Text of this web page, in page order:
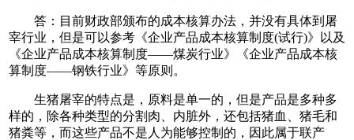
答：目前财政部颁布的成本核算办法，并没有具体到屠
宰行业，但是可以参考《企业产品成本核算制度(试行)》以及
《企业产品成本核算制度——煤炭行业》《企业产品成本核
算制度——钢铁行业》等原则。
生猪屠宰的特点是，原料是单一的，但是产品是多种多
样的，除各种类型的分割肉、内脏外，还包括猪血、猪毛和
猪粪等，而这些产品不是人为能够控制的，因此属于联产